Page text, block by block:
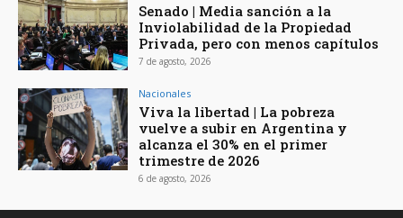
Senado | Media sanción a la
Inviolabilidad de la Propiedad
Privada, pero con menos capítulos
7 de agosto, 2026
Nacionales
Viva la libertad | La pobreza
vuelve a subir en Argentina y
alcanza el 30% en el primer
trimestre de 2026
6 de agosto, 2026